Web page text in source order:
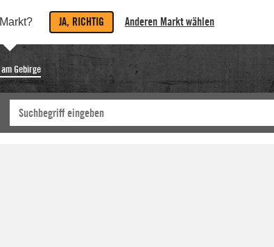
JA, RICHTIG Anderen Markt wählen
Gebirge